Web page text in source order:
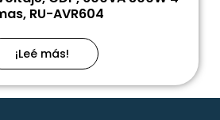
RU-AVR604
¡Leé más!